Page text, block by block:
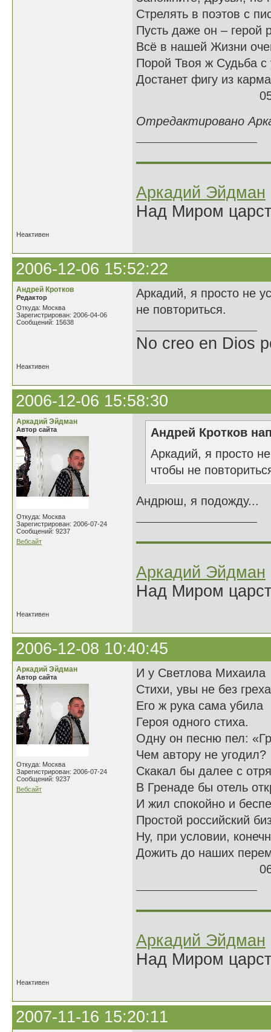
Стрелять в поэтов с
Пусть даже он – герой
Всё в нашей Жизни
Порой Твоя ж Судьба с
Достанет фигу из
Отредактировано
Аркадий Эйдман
Над Миром
Неактивен
2006-12-06 15:52:22
Андрей Кротков
Редактор
Откуда: Москва
Зарегистрирован: 2006-04-06
Сообщений: 15638
Аркадий, я просто не
не повториться.
No creo en Dios
Неактивен
2006-12-06 15:58:30
Аркадий Эйдман
Автор сайта
Откуда: Москва
Зарегистрирован: 2006-07-24
Сообщений: 9237
Вебсайт
Андрей Кротков
Аркадий, я просто
чтобы не
Андрюш, я подожду...
Аркадий Эйдман
Над Миром
Неактивен
2006-12-08 10:40:45
Аркадий Эйдман
Автор сайта
Откуда: Москва
Зарегистрирован: 2006-07-24
Сообщений: 9237
Вебсайт
И у Светлова Михаила
Стихи, увы не без
Его ж рука сама убила
Героя одного стиха.
Одну он песню пел:
Чем автору не угодил?
Скакал бы далее с
В Гренаде бы отель
И жил спокойно и
Простой российский
Ну, при условии,
Дожить до наших
Аркадий Эйдман
Над Миром
Неактивен
2007-11-16 15:20:11